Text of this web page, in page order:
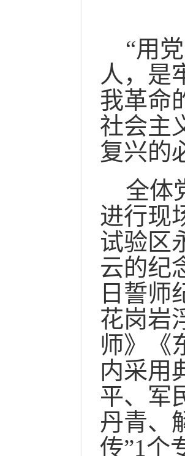
“用
人，是
我革命
社会主
复兴的
全体
进行现
试验区
云的纪
日誓师
花岗岩
师》《
内采用
平、军
丹青、
传”1个